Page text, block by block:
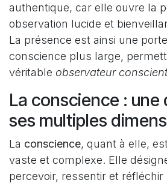
authentique, car elle ouvre la
observation lucide et
La présence est ainsi une
conscience plus large,
véritable observateur conscient
La conscience :
ses multiples
La conscience, quant à elle,
vaste et complexe. Elle
percevoir, ressentir et